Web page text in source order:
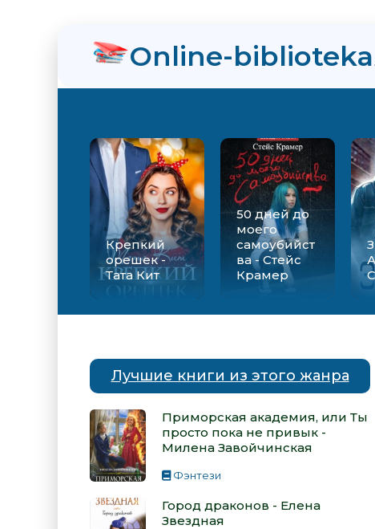
Online-biblioteka
Крепкий
орешек -
Тата Кит
50 дней до
моего
самоубийст
ва - Стейс
Крамер
Лучшие книги из этого жанра
Приморская академия, или Ты
просто пока не привык -
Милена Завойчинская
Фэнтези
Город драконов - Елена
Звездная